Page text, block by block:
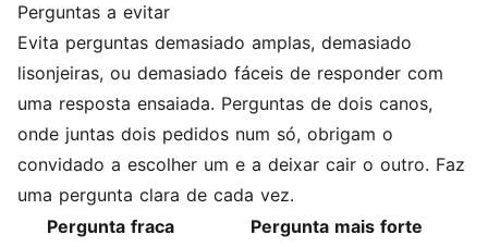
Perguntas a evitar
Evita perguntas demasiado amplas, demasiado
lisonjeiras, ou demasiado fáceis de responder com
uma resposta ensaiada. Perguntas de dois canos,
onde juntas dois pedidos num só, obrigam o
convidado a escolher um e a deixar cair o outro. Faz
uma pergunta clara de cada vez.
Pergunta fraca
Pergunta mais forte